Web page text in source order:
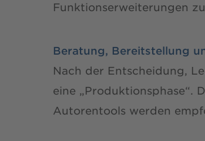
Funktionserweiterungen
Beratung, Bereitstellung
Nach der Entscheidung,
eine „Produktionsphase“.
Autorentools werden